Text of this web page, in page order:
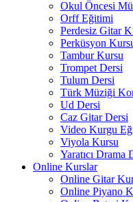
Okul Öncesi
Orff Eğitimi
Perdesiz Gitar
Perküsyon
Tambur Kursu
Trompet Dersi
Tulum Dersi
Türk Müziği
Ud Dersi
Caz Gitar Dersi
Video Kurgu
Viyola Kursu
Yaratıcı Drama
Online Kurslar
Online Gitar
Online Piyano